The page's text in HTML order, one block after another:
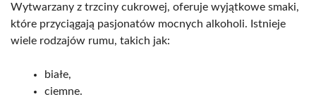
Wytwarzany z trzciny cukrowej, oferuje wyjątkowe smaki,
które przyciągają pasjonatów mocnych alkoholi. Istnieje
wiele rodzajów rumu, takich jak:
białe,
ciemne.